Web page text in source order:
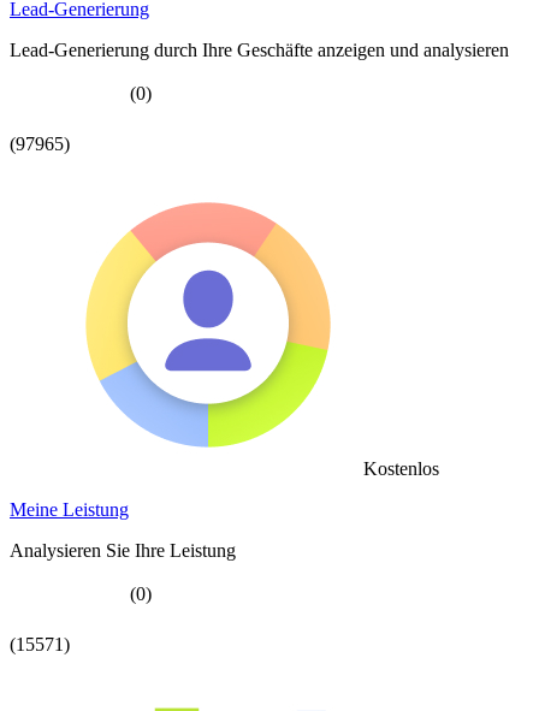
Lead-Generierung
Lead-Generierung durch Ihre Geschäfte anzeigen und analysieren
(0)
(97965)
Kostenlos
Meine Leistung
Analysieren Sie Ihre Leistung
(0)
(15571)